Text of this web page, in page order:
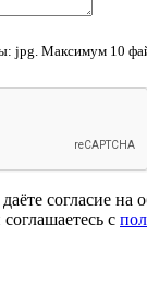
jpg. Максимум 10
согласие на
с